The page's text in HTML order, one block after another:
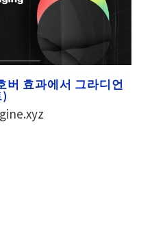
버 효과에서 그라디언